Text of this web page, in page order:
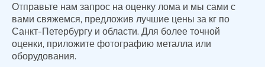
Отправьте нам запрос на оценку лома и мы сами с
вами свяжемся, предложив лучшие цены за кг по
Санкт-Петербургу и области. Для более точной
оценки, приложите фотографию металла или
оборудования.